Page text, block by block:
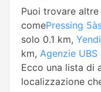
Puoi trovare
comePressing
solo 0.1 km, Yendi
km, Agenzie UBS
Ecco una lista di
localizzazione